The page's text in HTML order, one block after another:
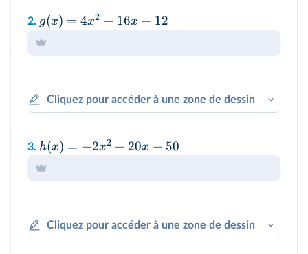
2. g(x) = 4x2 + 16x + 12
Cliquez pour accéder à une zone de dessin
3. h(x) = −2x2 + 20x − 50
Cliquez pour accéder à une zone de dessin